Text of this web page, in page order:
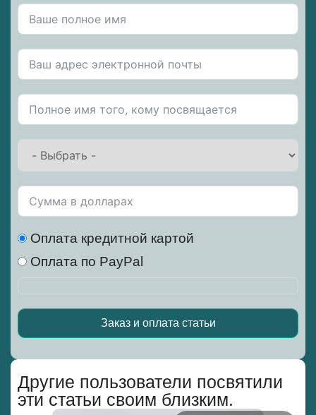
Другие пользователи посвятили
эти статьи своим близким.
Оплата кредитной картой
Оплата по PayPal
Заказ и оплата статьи
Alternative: